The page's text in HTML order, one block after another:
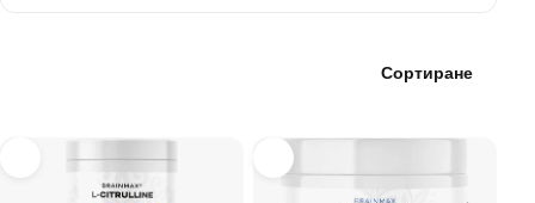
Сортиране